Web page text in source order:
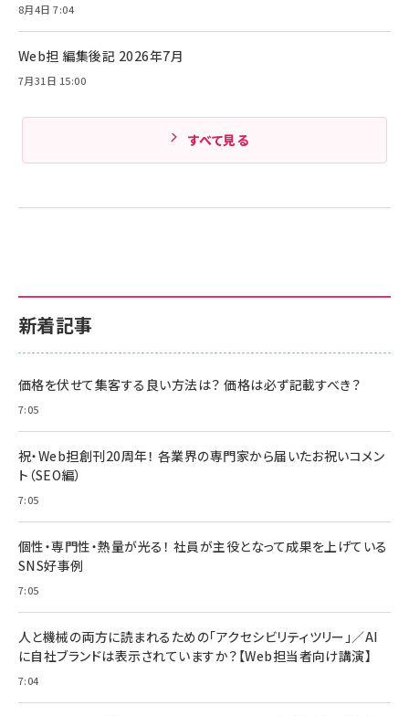
Amazonランキングをもっと見る
新着記事
価格を伏せて集客する良い方法は？ 価格は必ず記載すべき？
7:05
祝・Web担創刊20周年！ 各業界の専門家から届いたお祝いコメン
ト（SEO編）
7:05
個性・専門性・熱量が光る！ 社員が主役となって成果を上げている
SNS好事例
7:05
人と機械の両方に読まれるための「アクセシビリティツリー」／AI
に自社ブランドは表示されていますか？【Web担当者向け講演】
7:04
8月4日 7:04
Web担 編集後記 2026年7月
7月31日 15:00
すべて見る